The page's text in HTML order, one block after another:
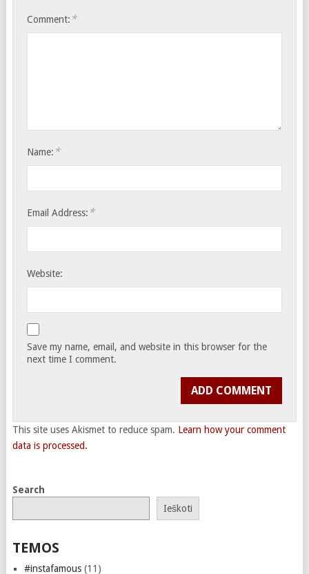
Comment: *
Name: *
Email Address: *
Website:
Save my name, email, and website in this browser for the
next time I comment.
This site uses Akismet to reduce spam. Learn how your comment
data is processed.
Search
Ieškoti
TEMOS
#instafamous(11)